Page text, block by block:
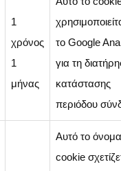
1
χρόνος
1
μήνας
το Google
για τη
κατάστασης
περιόδου
Αυτό το όνομα
cookie